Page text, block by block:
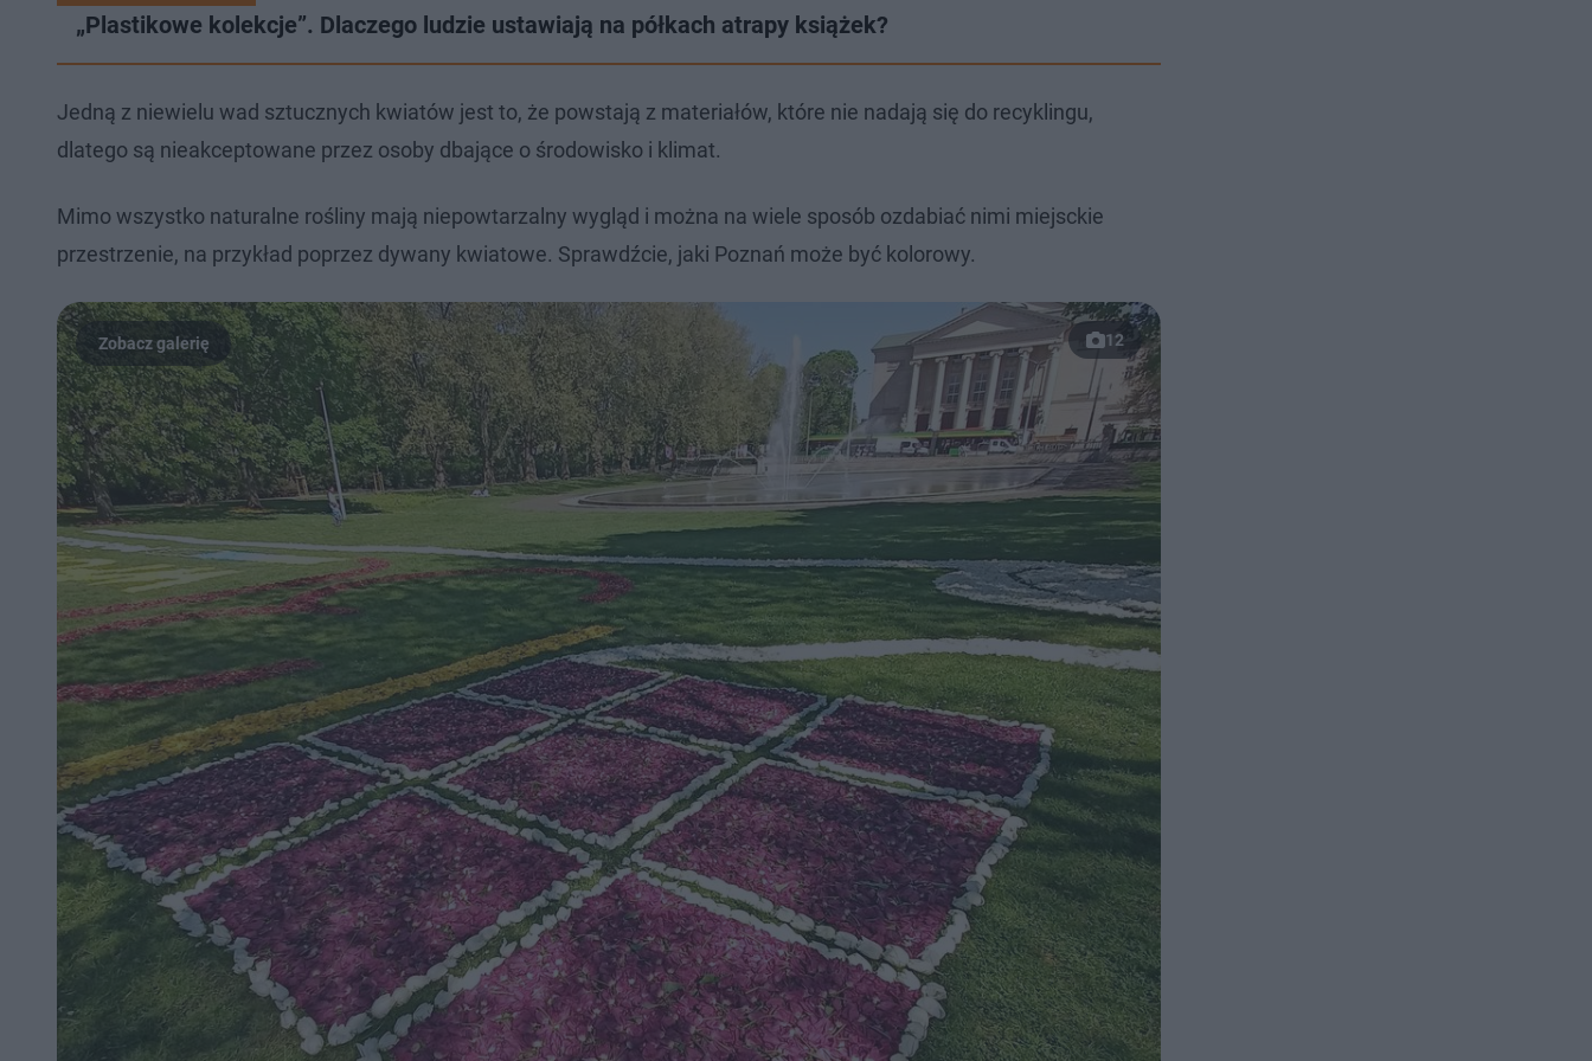
„Plastikowe kolekcje”. Dlaczego ludzie ustawiają na półkach atrapy książek?
Jedną z niewielu wad sztucznych kwiatów jest to, że powstają z materiałów, które nie nadają się do recyklingu,
dlatego są nieakceptowane przez osoby dbające o środowisko i klimat.
Mimo wszystko naturalne rośliny mają niepowtarzalny wygląd i można na wiele sposób ozdabiać nimi miejsckie
przestrzenie, na przykład poprzez dywany kwiatowe. Sprawdźcie, jaki Poznań może być kolorowy.
12